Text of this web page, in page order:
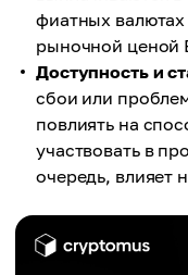
фиатных
рыночной ценой
Доступность и
сбои или
повлиять на
участвовать в
очередь, влияет